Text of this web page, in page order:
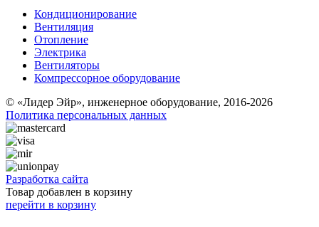
Кондиционирование
Вентиляция
Отопление
Электрика
Вентиляторы
Компрессорное оборудование
© «Лидер Эйр», инженерное оборудование, 2016-2026
Политика персональных данных
Разработка сайта
Товар добавлен в корзину
перейти в корзину